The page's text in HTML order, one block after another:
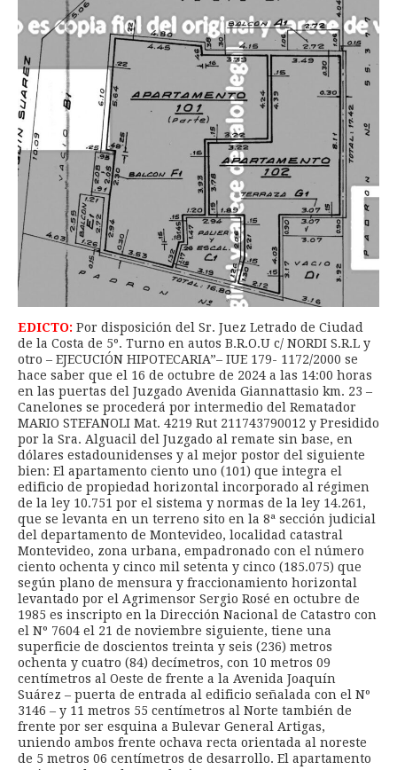
EDICTO: Por disposición del Sr. Juez Letrado de Ciudad
de la Costa de 5º. Turno en autos B.R.O.U c/ NORDI S.R.L y
otro – EJECUCIÓN HIPOTECARIA”– IUE 179- 1172/2000 se
hace saber que el 16 de octubre de 2024 a las 14:00 horas
en las puertas del Juzgado Avenida Giannattasio km. 23 –
Canelones se procederá por intermedio del Rematador
MARIO STEFANOLI Mat. 4219 Rut 211743790012 y Presidido
por la Sra. Alguacil del Juzgado al remate sin base, en
dólares estadounidenses y al mejor postor del siguiente
bien: El apartamento ciento uno (101) que integra el
edificio de propiedad horizontal incorporado al régimen
de la ley 10.751 por el sistema y normas de la ley 14.261,
que se levanta en un terreno sito en la 8ª sección judicial
del departamento de Montevideo, localidad catastral
Montevideo, zona urbana, empadronado con el número
ciento ochenta y cinco mil setenta y cinco (185.075) que
según plano de mensura y fraccionamiento horizontal
levantado por el Agrimensor Sergio Rosé en octubre de
1985 es inscripto en la Dirección Nacional de Catastro con
el Nº 7604 el 21 de noviembre siguiente, tiene una
superficie de doscientos treinta y seis (236) metros
ochenta y cuatro (84) decímetros, con 10 metros 09
centímetros al Oeste de frente a la Avenida Joaquín
Suárez – puerta de entrada al edificio señalada con el Nº
3146 – y 11 metros 55 centímetros al Norte también de
frente por ser esquina a Bulevar General Artigas,
uniendo ambos frente ochava recta orientada al noreste
de 5 metros 06 centímetros de desarrollo. El apartamento